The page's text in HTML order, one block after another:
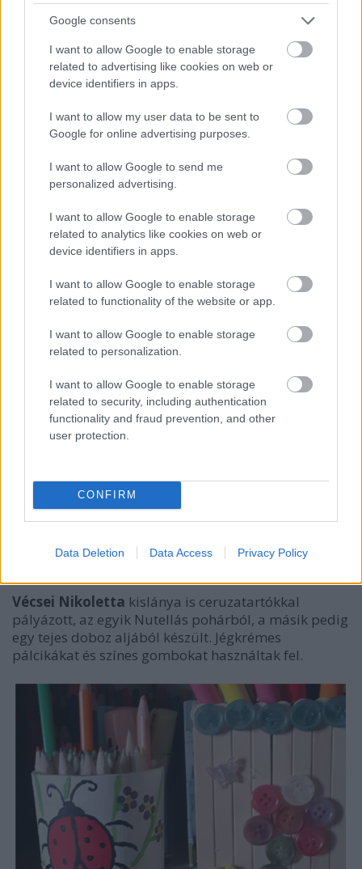
Google consents
I want to allow Google to enable storage
related to advertising like cookies on web or
device identifiers in apps.
I want to allow my user data to be sent to
Google for online advertising purposes.
I want to allow Google to send me
personalized advertising.
I want to allow Google to enable storage
related to analytics like cookies on web or
device identifiers in apps.
I want to allow Google to enable storage
related to functionality of the website or app.
I want to allow Google to enable storage
related to personalization.
I want to allow Google to enable storage
related to security, including authentication
functionality and fraud prevention, and other
user protection.
CONFIRM
Data Deletion Data Access Privacy Policy
Korenkó Magdolnakislánya, Viktória egészen
sokféle hasznos holmival várta az iskolát. Készített
origami és jégkrémpálcikás írószertartókat,
könyvjelzőket, és egy cuki cicás vonalzót is.
Vécsei Nikoletta kislánya is ceruzatartókkal
pályázott, az egyik Nutellás pohárból, a másik pedig
egy tejes doboz aljából készült. Jégkrémes
pálcikákat és színes gombokat használtak fel.